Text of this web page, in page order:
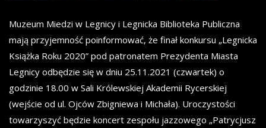
Muzeum Miedzi w Legnicy i Legnicka Biblioteka Publiczna
mają przyjemność poinformować, że finał konkursu „Legnicka
Książka Roku 2020” pod patronatem Prezydenta Miasta
Legnicy odbędzie się w dniu 25.11.2021 (czwartek) o
godzinie 18.00 w Sali Królewskiej Akademii Rycerskiej
(wejście od ul. Ojców Zbigniewa i Michała). Uroczystości
towarzyszyć będzie koncert zespołu jazzowego „Patrycjusz